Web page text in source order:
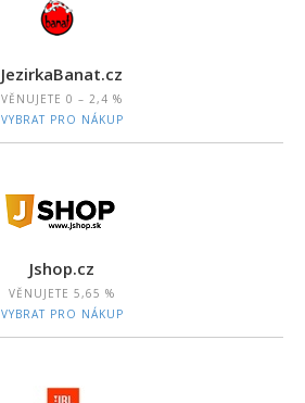
JezirkaBanat.cz
VĚNUJETE 0 – 2,4 %
VYBRAT PRO NÁKUP
Jshop.cz
VĚNUJETE 5,65 %
VYBRAT PRO NÁKUP